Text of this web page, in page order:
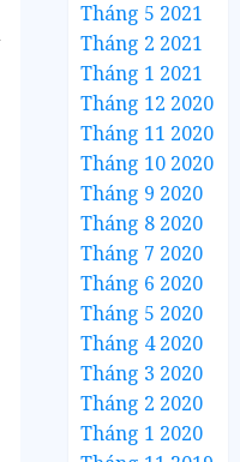
Tháng 5 2021
Tháng 2 2021
Tháng 1 2021
Tháng 12 2020
Tháng 11 2020
Tháng 10 2020
Tháng 9 2020
Tháng 8 2020
Tháng 7 2020
Tháng 6 2020
Tháng 5 2020
Tháng 4 2020
Tháng 3 2020
Tháng 2 2020
Tháng 1 2020